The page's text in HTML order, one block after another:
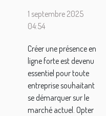
vitrine en
booste
votre
visibilité?
1 septembre 2025
04:54
Créer une présence en
ligne forte est devenu
essentiel pour toute
entreprise souhaitant
se démarquer sur le
marché actuel. Opter